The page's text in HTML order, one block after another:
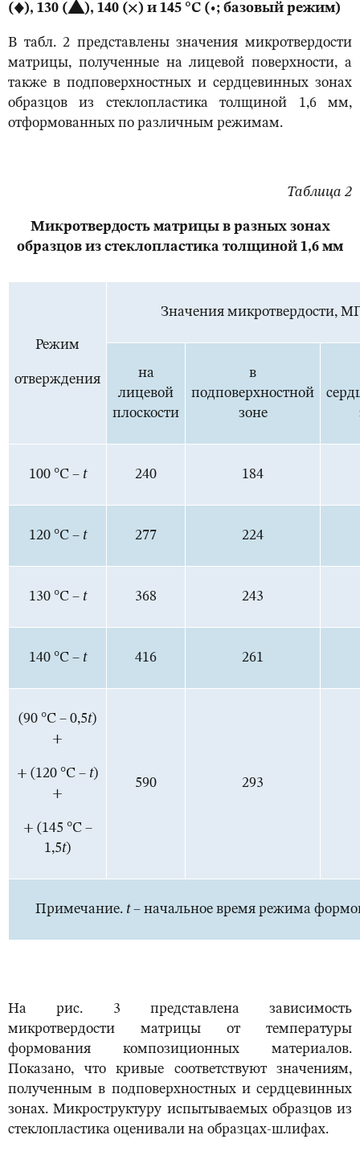
(♦), 130 (▲), 140 (×) и 145 °С ( •; базовый режим)
В табл. 2 представлены значения микротвердости
матрицы, полученные на лицевой поверхности, а
также в подповерхностных и сердцевинных зонах
образцов из стеклопластика толщиной 1,6 мм,
отформованных по различным режимам.
Таблица 2
Микротвердость матрицы в разных зонах
образцов из стеклопластика толщиной 1,6 мм
Режим
отверждения
Значения микротвердости,
на
лицевой
плоскости
в
подповерхностной
зоне
100 °С – t 240 184
120 °С – t 277 224
130 °С – t 368 243
140 °С – t 416 261
(90 °С – 0,5t)
+
+ (120 °С – t)
+
+ (145 °С –
1,5t)
590 293
Примечание. t– начальное время режима
На рис. 3 представлена зависимость
микротвердости матрицы от температуры
формования композиционных материалов.
Показано, что кривые соответствуют значениям,
полученным в подповерхностных и сердцевинных
зонах. Микроструктуру испытываемых образцов из
стеклопластика оценивали на образцах-шлифах.